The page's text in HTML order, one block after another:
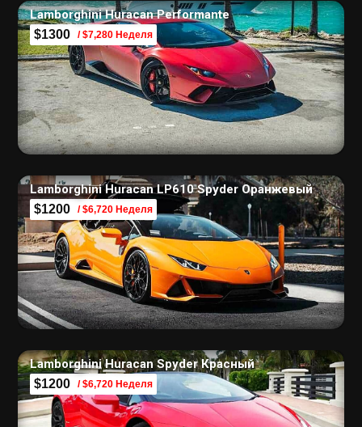
Lamborghini Huracan Performante
$1300 / $7,280 Неделя
Lamborghini Huracan LP610 Spyder Оранжевый
$1200 / $6,720 Неделя
Lamborghini Huracan Spyder Красный
$1200 / $6,720 Неделя